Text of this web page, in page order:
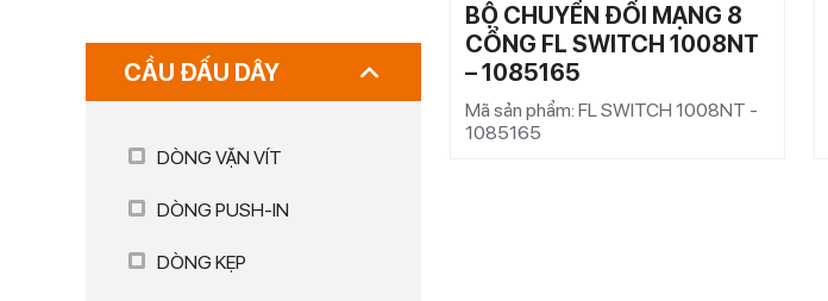
CẦU ĐẤU DÂY
DÒNG VẶN VÍT
DÒNG PUSH-IN
DÒNG KẸP
BỘ CHUYỂN ĐỔI MẠNG 8
CỔNG FL SWITCH 1008NT
– 1085165
Mã sản phẩm: FL SWITCH 1008NT -
1085165